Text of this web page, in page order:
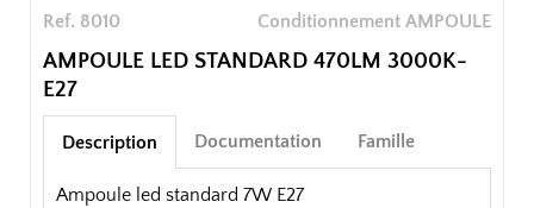
Ref. 8010 Conditionnement AMPOULE
AMPOULE LED STANDARD 470LM 3000K-
E27
Description
Ampoule led standard 7W E27
Documentation Famille